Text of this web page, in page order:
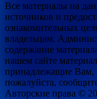
Все материалы на
источников и
ознакомительных
владельцам.
содержание
нашем сайте
принадлежащие Вам,
пожалуйста,
Авторские права ©